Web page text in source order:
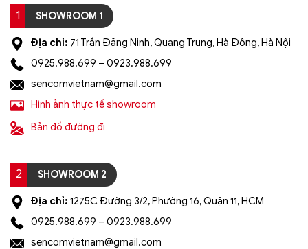
1 SHOWROOM 1
Địa chỉ: 71 Trần Đăng Ninh, Quang Trung, Hà Đông, Hà Nội
0925.988.699 – 0923.988.699
sencomvietnam@gmail.com
Hình ảnh thực tế showroom
Bản đồ đường đi
2 SHOWROOM 2
Địa chỉ: 1275C Đường 3/2, Phường 16, Quận 11, HCM
0925.988.699 – 0923.988.699
sencomvietnam@gmail.com